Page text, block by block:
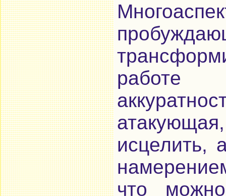
работе
исцелить,
что